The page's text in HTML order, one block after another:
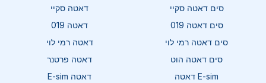
סים דאטה סקיי
סים דאטה 019
סים דאטה רמי לוי
סים דאטה הוט
E-sim דאטה
דאטה סקיי
דאטה 019
דאטה רמי לוי
דאטה פרטנר
דאטה E-sim